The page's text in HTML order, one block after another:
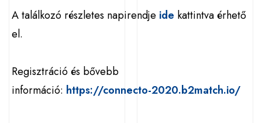
A találkozó részletes napirendje ide kattintva érhető
el.
Regisztráció és bővebb
információ: https://connecto-2020.b2match.io/